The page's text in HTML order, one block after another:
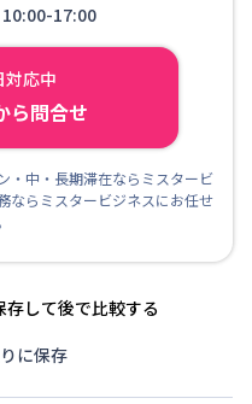
17:00
対応中
ら問合せ
・中・長期滞在ならミスタービ
らミスタービジネスにお任せ
して後で比較する
に保存